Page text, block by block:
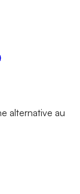
alternative au